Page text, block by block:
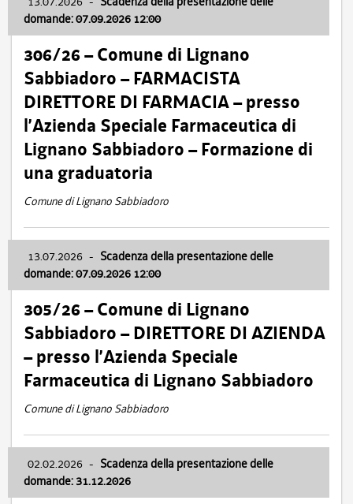
domande: 07.09.2026 12:00
306/26 – Comune di Lignano
Sabbiadoro – FARMACISTA
DIRETTORE DI FARMACIA – presso
l’Azienda Speciale Farmaceutica di
Lignano Sabbiadoro – Formazione di
una graduatoria
Comune di Lignano Sabbiadoro
13.07.2026 - Scadenza della presentazione delle
domande: 07.09.2026 12:00
305/26 – Comune di Lignano
Sabbiadoro – DIRETTORE DI AZIENDA
– presso l’Azienda Speciale
Farmaceutica di Lignano Sabbiadoro
Comune di Lignano Sabbiadoro
02.02.2026 - Scadenza della presentazione delle
domande: 31.12.2026